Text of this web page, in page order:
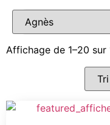
Affichage de 1–20 sur